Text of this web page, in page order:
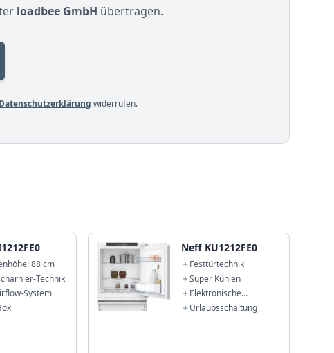
loadbee GmbH übertragen.
Datenschutzerklärung widerrufen.
88 cm
Technik
System
Neff KU1212FE0
Festtürtechnik
Super Kühlen
Elektronische
Temperaturregelung
Urlaubsschaltung